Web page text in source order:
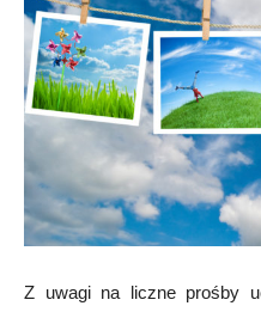
Z uwagi na liczne prośby